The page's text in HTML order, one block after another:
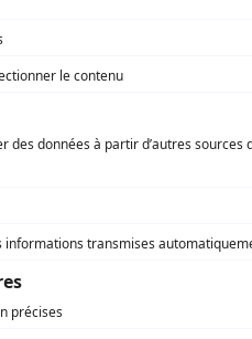
se mêle à la vie d’Elton
cebiopicretrace la vie de
la sortie du clip
rigueur d’écriture que le
les chansons intégrées
épouser les images, comme
d’Elton John sont